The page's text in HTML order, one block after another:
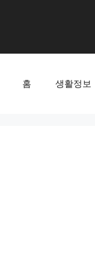
홈 생활정보